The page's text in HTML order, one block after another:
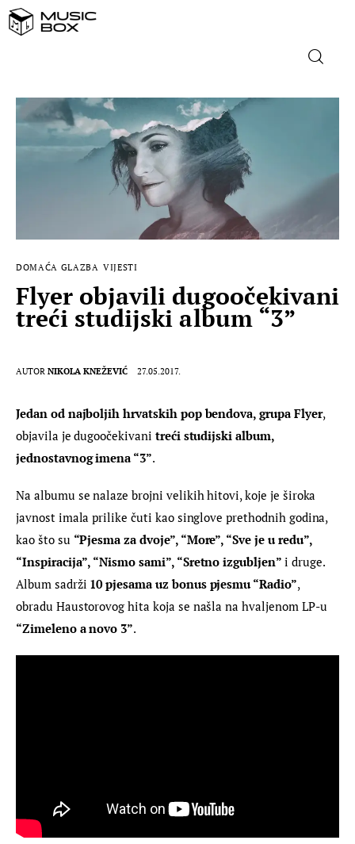
NASLOVNICA
DOMAĆA GLAZBA
STRANA GLAZBA
MUSIC BOX
DOMAĆA GLAZBA VIJESTI
Flyer objavili dugoočekivani
treći studijski album “3”
AUTOR NIKOLA KNEŽEVIĆ 27.05.2017.
Jedan od najboljih hrvatskih pop bendova, grupa Flyer,
objavila je dugoočekivani treći studijski album,
jednostavnog imena “3”.
Na albumu se nalaze brojni velikih hitovi, koje je široka
javnost imala prilike čuti kao singlove prethodnih godina,
kao što su “Pjesma za dvoje”, “More”, “Sve je u redu”,
“Inspiracija”, “Nismo sami”, “Sretno izgubljen” i druge.
Album sadrži 10 pjesama uz bonus pjesmu “Radio”,
obradu Haustorovog hita koja se našla na hvaljenom LP-u
“Zimeleno a novo 3”.